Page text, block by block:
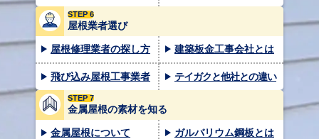
STEP 6
屋根業者選び
屋根修理業者の探し方 建築板金工事会社とは
飛び込み屋根工事業者 テイガクと他社との違い
STEP 7
金属屋根の素材を知る
金属屋根について ガルバリウム鋼板とは